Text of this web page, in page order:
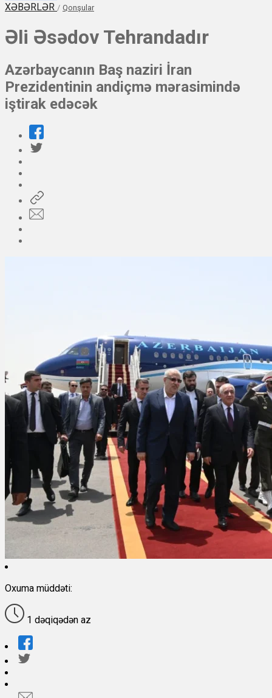
XƏBƏRLƏR / Qonşular
Əli Əsədov Tehrandadır
Azərbaycanın Baş naziri İran
Prezidentinin andiçmə mərasimində
iştirak edəcək
Oxuma müddəti:
1 dəqiqədən az